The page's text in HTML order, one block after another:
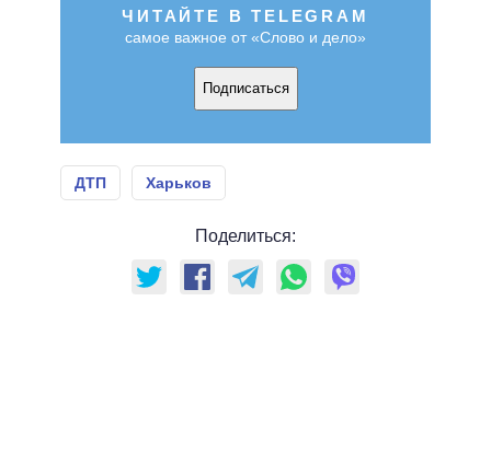
ЧИТАЙТЕ В TELEGRAM
самое важное от «Слово и дело»
Подписаться
ДТП Харьков
Поделиться: